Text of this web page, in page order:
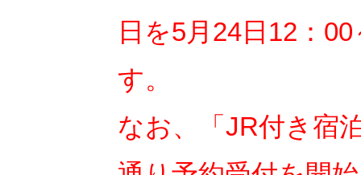
日を5月24日12：
す。
なお、「JR付き宿